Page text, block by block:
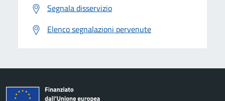
Segnala disservizio
Elenco segnalazioni pervenute